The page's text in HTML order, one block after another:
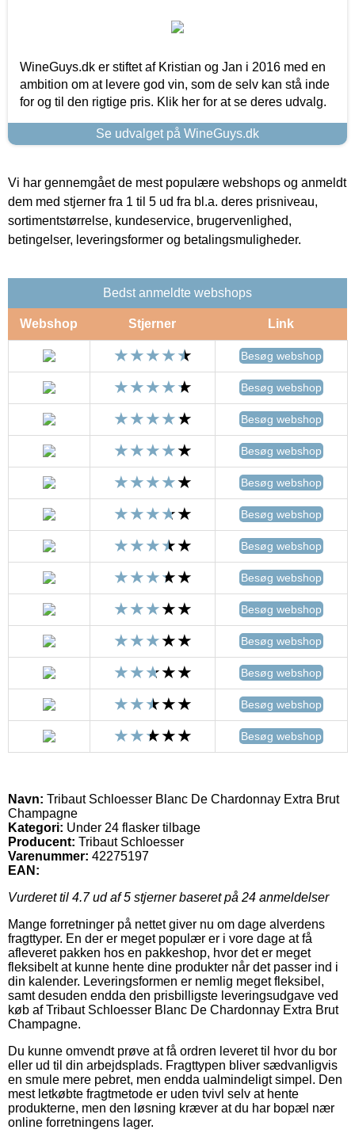
WineGuys.dk er stiftet af Kristian og Jan i 2016 med en
ambition om at levere god vin, som de selv kan stå inde
for og til den rigtige pris. Klik her for at se deres udvalg.
Se udvalget på WineGuys.dk
Vi har gennemgået de mest populære webshops og anmeldt
dem med stjerner fra 1 til 5 ud fra bl.a. deres prisniveau,
sortimentstørrelse, kundeservice, brugervenlighed,
betingelser, leveringsformer og betalingsmuligheder.
Bedst anmeldte webshops
Webshop Stjerner Link
Besøg webshop
Besøg webshop
Besøg webshop
Besøg webshop
Besøg webshop
Besøg webshop
Besøg webshop
Besøg webshop
Besøg webshop
Besøg webshop
Besøg webshop
Besøg webshop
Besøg webshop
Navn: Tribaut Schloesser Blanc De Chardonnay Extra Brut
Champagne
Kategori: Under 24 flasker tilbage
Producent: Tribaut Schloesser
Varenummer: 42275197
EAN:
Vurderet til 4.7ud af 5 stjerner baseret på 24 anmeldelser
Mange forretninger på nettet giver nu om dage alverdens
fragttyper. En der er meget populær er i vore dage at få
afleveret pakken hos en pakkeshop, hvor det er meget
fleksibelt at kunne hente dine produkter når det passer ind i
din kalender. Leveringsformen er nemlig meget fleksibel,
samt desuden endda den prisbilligste leveringsudgave ved
køb af Tribaut Schloesser Blanc De Chardonnay Extra Brut
Champagne.
Du kunne omvendt prøve at få ordren leveret til hvor du bor
eller ud til din arbejdsplads. Fragttypen bliver sædvanligvis
en smule mere pebret, men endda ualmindeligt simpel. Den
mest letkøbte fragtmetode er uden tvivl selv at hente
produkterne, men den løsning kræver at du har bopæl nær
online forretningens lager.